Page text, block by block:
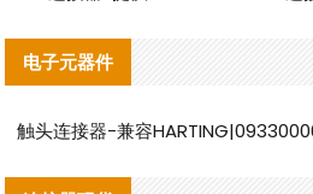
电子元器件